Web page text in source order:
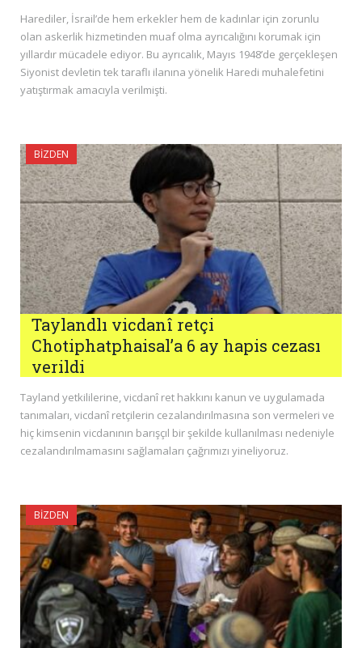
Harediler, İsrail’de hem erkekler hem de kadınlar için zorunlu
olan askerlik hizmetinden muaf olma ayrıcalığını korumak için
yıllardır mücadele ediyor. Bu ayrıcalık, Mayıs 1948’de gerçekleşen
Siyonist devletin tek taraflı ilanına yönelik Haredi muhalefetini
yatıştırmak amacıyla verilmişti.
BIZDEN
Taylandlı vicdanî retçi
Chotiphatphaisal’a 6 ay hapis cezası
verildi
Tayland yetkililerine, vicdanî ret hakkını kanun ve uygulamada
tanımaları, vicdanî retçilerin cezalandırılmasına son vermeleri ve
hiç kimsenin vicdanının barışçıl bir şekilde kullanılması nedeniyle
cezalandırılmamasını sağlamaları çağrımızı yineliyoruz.
BIZDEN